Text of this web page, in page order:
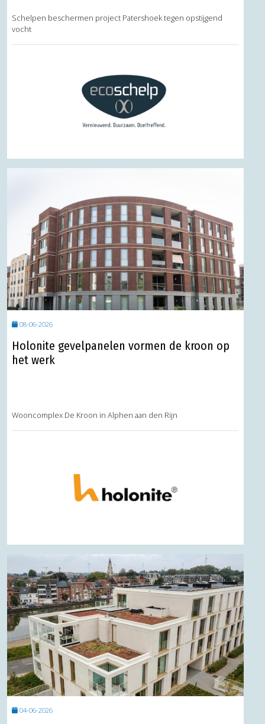
Schelpen beschermen project Patershoek tegen opstijgend
vocht
08-06-2026
Holonite gevelpanelen vormen de kroon op
het werk
Wooncomplex De Kroon in Alphen aan den Rijn
04-06-2026